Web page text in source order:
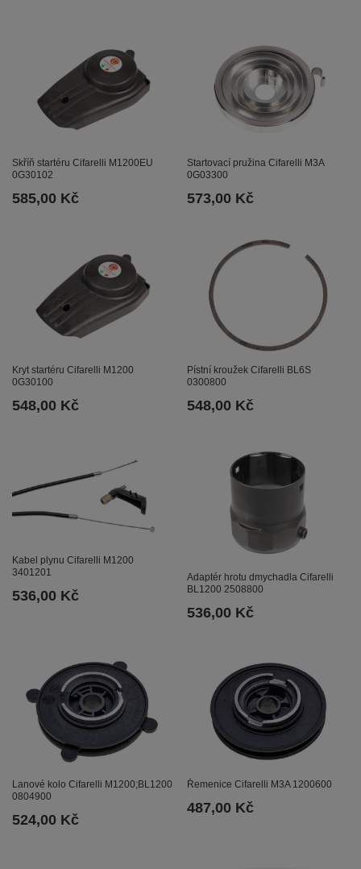
Skříň startéru Cifarelli M1200EU
0G30102
585,00 Kč
Startovací pružina Cifarelli M3A
0G03300
573,00 Kč
Kryt startéru Cifarelli M1200
0G30100
548,00 Kč
Pístní kroužek Cifarelli BL6S
0300800
548,00 Kč
Kabel plynu Cifarelli M1200
3401201
536,00 Kč
Adaptér hrotu dmychadla Cifarelli
BL1200 2508800
536,00 Kč
Lanové kolo Cifarelli M1200;BL1200
0804900
524,00 Kč
Řemenice Cifarelli M3A 1200600
487,00 Kč